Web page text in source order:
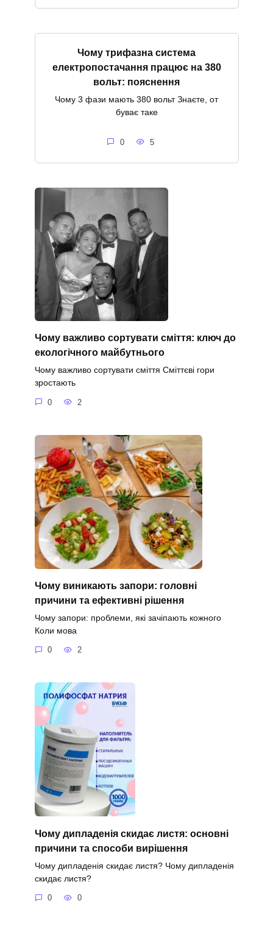
Чому трифазна система
електропостачання працює на 380
вольт: пояснення
Чому 3 фази мають 380 вольт Знаєте, от
буває таке
0 5
Чому важливо сортувати сміття: ключ до
екологічного майбутнього
Чому важливо сортувати сміття Сміттєві гори
зростають
0 2
Чому виникають запори: головні
причини та ефективні рішення
Чому запори: проблеми, які зачіпають кожного
Коли мова
0 2
Чому дипладенія скидає листя: основні
причини та способи вирішення
Чому дипладенія скидає листя? Чому дипладенія
скидає листя?
0 0